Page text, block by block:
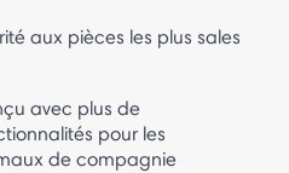
aux pièces les plus sales
avec plus de
pour les
de compagnie